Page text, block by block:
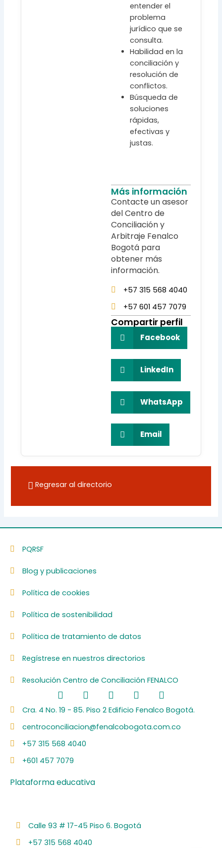
entender el
problema
jurídico que se
consulta.
Habilidad en la
conciliación y
resolución de
conflictos.
Búsqueda de
soluciones
rápidas,
efectivas y
justas.
Más información
Contacte un asesor
del Centro de
Conciliación y
Arbitraje Fenalco
Bogotá para
obtener más
información.
+57 315 568 4040
+57 601 457 7079
Compartir perfil
Facebook
LinkedIn
WhatsApp
Email
Regresar al directorio
PQRSF
Blog y publicaciones
Política de cookies
Política de sostenibilidad
Política de tratamiento de datos
Regístrese en nuestros directorios
Resolución Centro de Conciliación FENALCO
F
a
c
e
b
o
o
k
L
i
n
e
d
i
I
n
s
t
a
Y
o
u
u
S
p
o
i
Cra. 4 No. 19 - 85. Piso 2 Edificio Fenalco Bogotá.
centroconciliacion@fenalcobogota.com.co
+57 315 568 4040
+601 457 7079
Plataforma educativa
Calle 93 # 17-45 Piso 6. Bogotá
+57 315 568 4040